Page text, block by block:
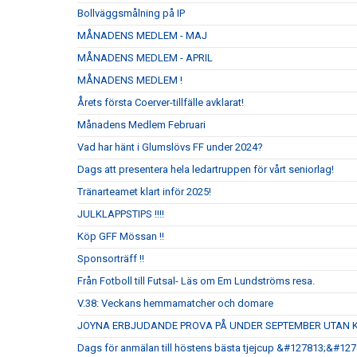
Bollväggsmålning på IP
MÅNADENS MEDLEM - MAJ
MÅNADENS MEDLEM - APRIL
MÅNADENS MEDLEM !
Årets första Coerver-tillfälle avklarat!
Månadens Medlem Februari
Vad har hänt i Glumslövs FF under 2024?
Dags att presentera hela ledartruppen för vårt seniorlag!
Tränarteamet klart inför 2025!
JULKLAPPSTIPS !!!!
Köp GFF Mössan !!
Sponsorträff !!
Från Fotboll till Futsal- Läs om Em Lundströms resa.
V.38: Veckans hemmamatcher och domare
JOYNA ERBJUDANDE PROVA PÅ UNDER SEPTEMBER UTAN
Dags för anmälan till höstens bästa tjejcup